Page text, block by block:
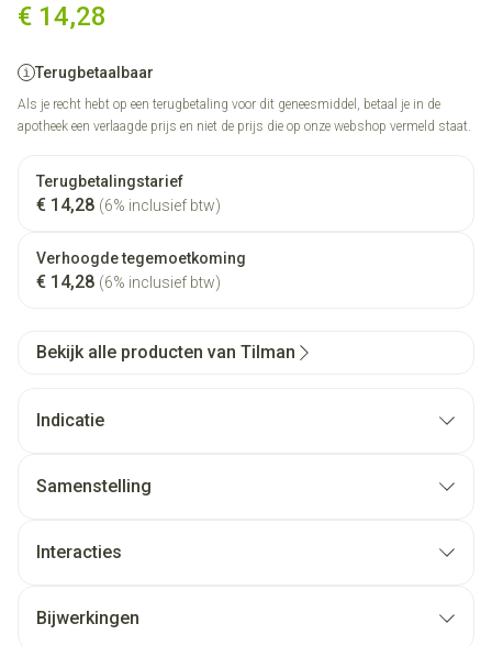
€ 14,28
Terugbetaalbaar
Als je recht hebt op een terugbetaling voor dit geneesmiddel, betaal je in de
apotheek een verlaagde prijs en niet de prijs die op onze webshop vermeld staat.
Terugbetalingstarief
€ 14,28 (6% inclusief btw)
Verhoogde tegemoetkoming
€ 14,28 (6% inclusief btw)
Bekijk alle producten van Tilman
Indicatie
Samenstelling
Interacties
Bijwerkingen